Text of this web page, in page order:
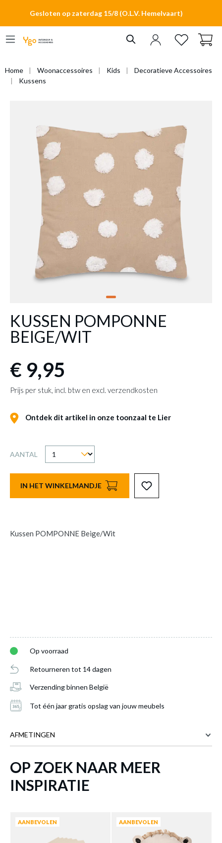
Gesloten op zaterdag 15/8 (O.L.V. Hemelvaart)
Home Woonaccessoires Kids
Decoratieve Accessoires
Kussens
KUSSEN POMPONNE
BEIGE/WIT
€ 9,95
Prijs per stuk, incl. btw en excl. verzendkosten
Ontdek dit artikel in onze toonzaal te Lier
AANTAL
IN HET WINKELMANDJE
Kussen POMPONNE Beige/Wit
Op voorraad
Retourneren tot 14 dagen
Verzending binnen België
Tot één jaar gratis opslag van jouw meubels
AFMETINGEN
BREEDTE 40 cm
HOOGTE
OP ZOEK NAAR MEER
INSPIRATIE
AANBEVOLEN AANBEVOLEN
toegevoegd aan je winkelmandje